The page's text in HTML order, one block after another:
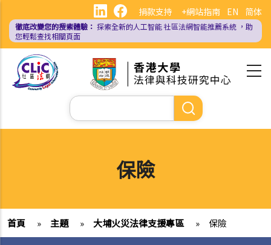
內
EN 简体
捐款支持 +網站指南
徹底改變您的搜索體驗： 探索全新的人工智能社區法網智能推薦系統 ，助
您輕鬆查找相關頁面
Search
保險
首頁 » 主題 » 大埔火災法律支援專區 » 保險